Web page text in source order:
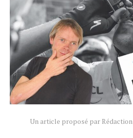
Un article proposé par Rédaction